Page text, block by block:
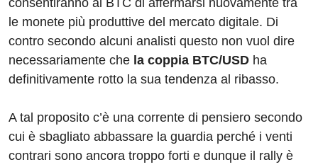
consentiranno ai BTC di affermarsi nuovamente tra
le monete più produttive del mercato digitale. Di
contro secondo alcuni analisti questo non vuol dire
necessariamente che la coppia BTC/USD ha
definitivamente rotto la sua tendenza al ribasso.
A tal proposito c’è una corrente di pensiero secondo
cui è sbagliato abbassare la guardia perché i venti
contrari sono ancora troppo forti e dunque il rally è